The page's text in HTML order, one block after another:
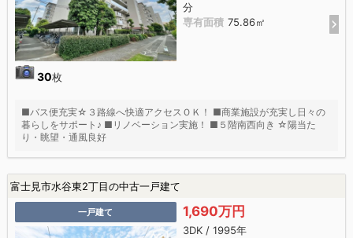
30枚
分
専有面積 75.86㎡
■バス便充実☆３路線へ快適アクセスＯＫ！ ■商業施設が充実し日々の
暮らしをサポート♪ ■リノベーション実施！ ■５階南西向き ☆陽当た
り・眺望・通風良好
富士見市水谷東2丁目の中古一戸建て
一戸建て 1,690万円
3DK / 1995年